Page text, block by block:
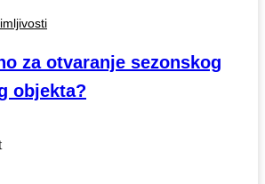
za otvaranje sezonskog
objekta?